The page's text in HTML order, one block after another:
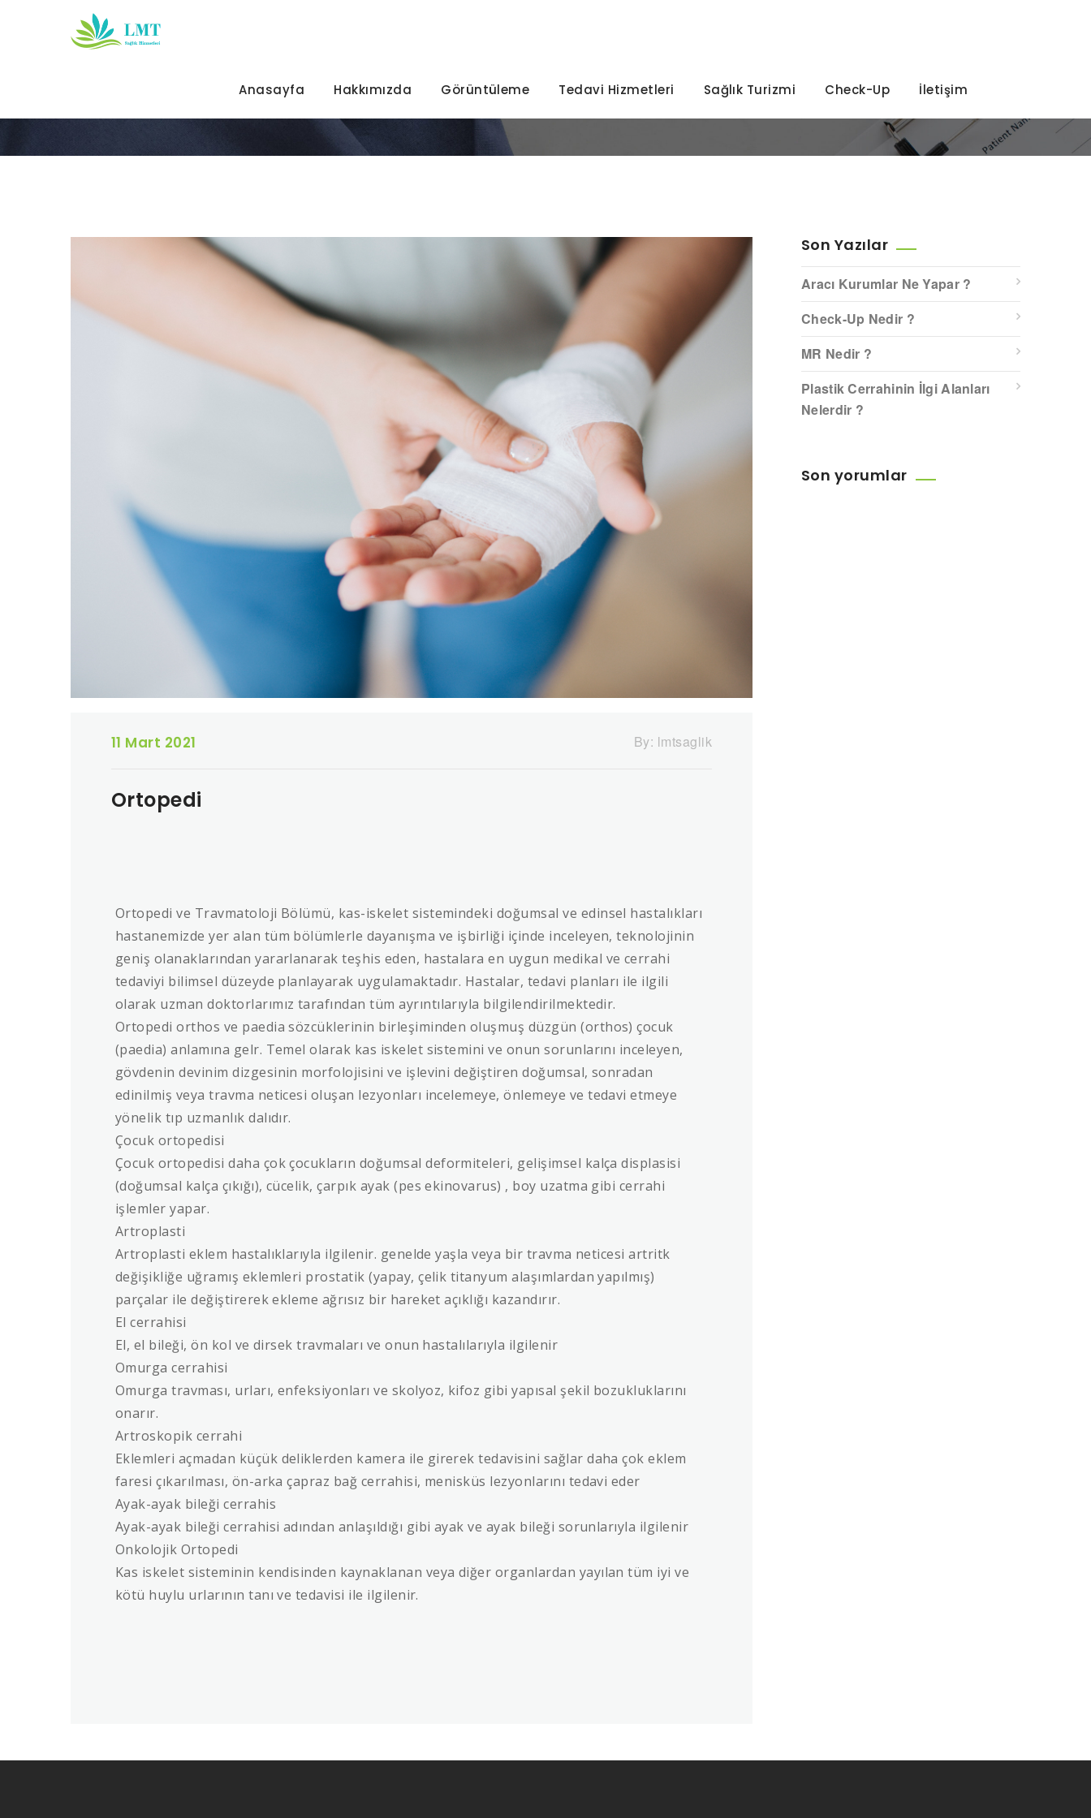
Anasayfa Hakkımızda Görüntüleme Tedavi Hizmetleri Sağlık Turizmi Check-Up İletişim
Ortopedi
11 Mart 2021 By: lmtsaglik
Ortopedi
Ortopedi ve Travmatoloji Bölümü, kas-iskelet sistemindeki doğumsal ve edinsel hastalıkları
hastanemizde yer alan tüm bölümlerle dayanışma ve işbirliği içinde inceleyen, teknolojinin
geniş olanaklarından yararlanarak teşhis eden, hastalara en uygun medikal ve cerrahi
tedaviyi bilimsel düzeyde planlayarak uygulamaktadır. Hastalar, tedavi planları ile ilgili
olarak uzman doktorlarımız tarafından tüm ayrıntılarıyla bilgilendirilmektedir.
Ortopedi orthos ve paedia sözcüklerinin birleşiminden oluşmuş düzgün (orthos) çocuk
(paedia) anlamına gelr. Temel olarak kas iskelet sistemini ve onun sorunlarını inceleyen,
gövdenin devinim dizgesinin morfolojisini ve işlevini değiştiren doğumsal, sonradan
edinilmiş veya travma neticesi oluşan lezyonları incelemeye, önlemeye ve tedavi etmeye
yönelik tıp uzmanlık dalıdır.
Çocuk ortopedisi
Çocuk ortopedisi daha çok çocukların doğumsal deformiteleri, gelişimsel kalça displasisi
(doğumsal kalça çıkığı), cücelik, çarpık ayak (pes ekinovarus) , boy uzatma gibi cerrahi
işlemler yapar.
Artroplasti
Artroplasti eklem hastalıklarıyla ilgilenir. genelde yaşla veya bir travma neticesi artritk
değişikliğe uğramış eklemleri prostatik (yapay, çelik titanyum alaşımlardan yapılmış)
parçalar ile değiştirerek ekleme ağrısız bir hareket açıklığı kazandırır.
El cerrahisi
El, el bileği, ön kol ve dirsek travmaları ve onun hastalılarıyla ilgilenir
Omurga cerrahisi
Omurga travması, urları, enfeksiyonları ve skolyoz, kifoz gibi yapısal şekil bozukluklarını
onarır.
Artroskopik cerrahi
Eklemleri açmadan küçük deliklerden kamera ile girerek tedavisini sağlar daha çok eklem
faresi çıkarılması, ön-arka çapraz bağ cerrahisi, menisküs lezyonlarını tedavi eder
Ayak-ayak bileği cerrahis
Ayak-ayak bileği cerrahisi adından anlaşıldığı gibi ayak ve ayak bileği sorunlarıyla ilgilenir
Onkolojik Ortopedi
Kas iskelet sisteminin kendisinden kaynaklanan veya diğer organlardan yayılan tüm iyi ve
kötü huylu urlarının tanı ve tedavisi ile ilgilenir.
Son Yazılar
Aracı Kurumlar Ne Yapar ?
Check-Up Nedir ?
MR Nedir ?
Plastik Cerrahinin İlgi Alanları
Nelerdir ?
Son yorumlar